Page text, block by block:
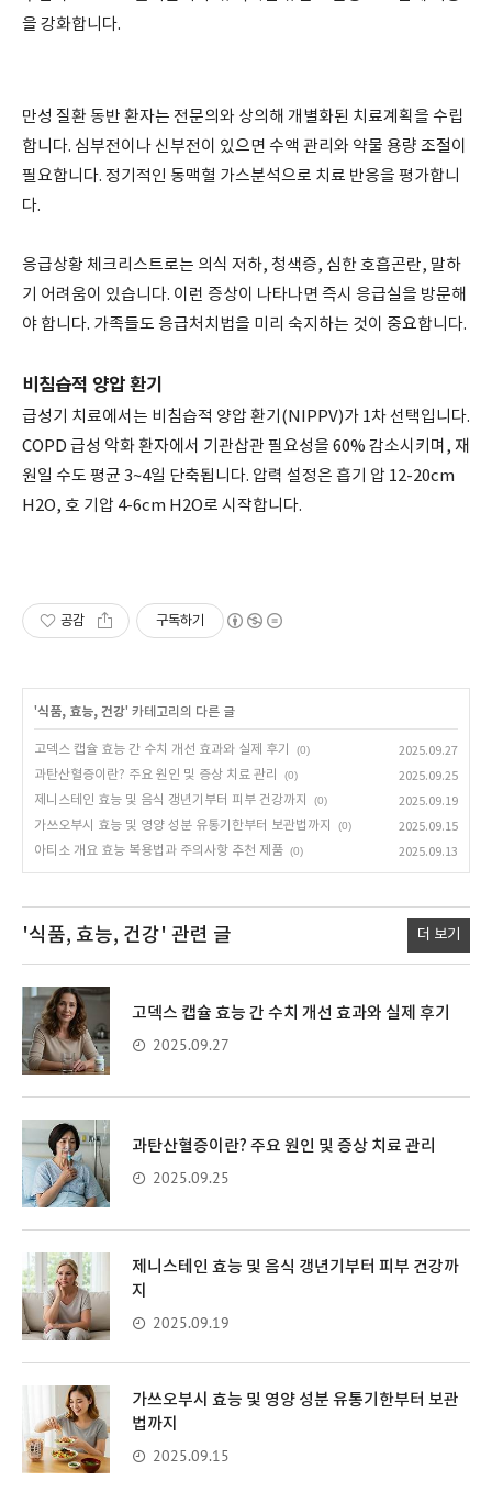
을 강화합니다.
만성 질환 동반 환자는 전문의와 상의해 개별화된 치료계획을 수립
합니다. 심부전이나 신부전이 있으면 수액 관리와 약물 용량 조절이
필요합니다. 정기적인 동맥혈 가스분석으로 치료 반응을 평가합니
다.
응급상황 체크리스트로는 의식 저하, 청색증, 심한 호흡곤란, 말하
기 어려움이 있습니다. 이런 증상이 나타나면 즉시 응급실을 방문해
야 합니다. 가족들도 응급처치법을 미리 숙지하는 것이 중요합니다.
비침습적 양압 환기
급성기 치료에서는 비침습적 양압 환기(NIPPV)가 1차 선택입니다.
COPD 급성 악화 환자에서 기관삽관 필요성을 60% 감소시키며, 재
원일 수도 평균 3~4일 단축됩니다. 압력 설정은 흡기 압 12-20cm
H2O, 호 기압 4-6cm H2O로 시작합니다.
공감 구독하기
'식품, 효능, 건강' 카테고리의 다른 글
고덱스 캡슐 효능 간 수치 개선 효과와 실제 후기 (0)
2025.09.27
과탄산혈증이란? 주요 원인 및 증상 치료 관리
(0)
2025.09.25
제니스테인 효능 및 음식 갱년기부터 피부 건강까지
(0)
2025.09.19
가쓰오부시 효능 및 영양 성분 유통기한부터 보관법까지
(0)
2025.09.15
아티소 개요 효능 복용법과 주의사항 추천 제품 (0) 2025.09.13
'식품, 효능, 건강' 관련 글 더 보기
고덱스 캡슐 효능 간 수치 개선 효과와 실제 후기
2025.09.27
과탄산혈증이란? 주요 원인 및 증상 치료 관리
2025.09.25
제니스테인 효능 및 음식 갱년기부터 피부 건강까
지
2025.09.19
가쓰오부시 효능 및 영양 성분 유통기한부터 보관
법까지
2025.09.15